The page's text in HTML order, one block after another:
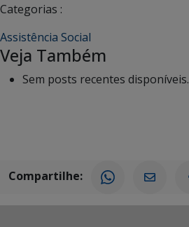
Categorias :
Assistência Social
Veja Também
Sem posts recentes disponíveis.
Compartilhe: